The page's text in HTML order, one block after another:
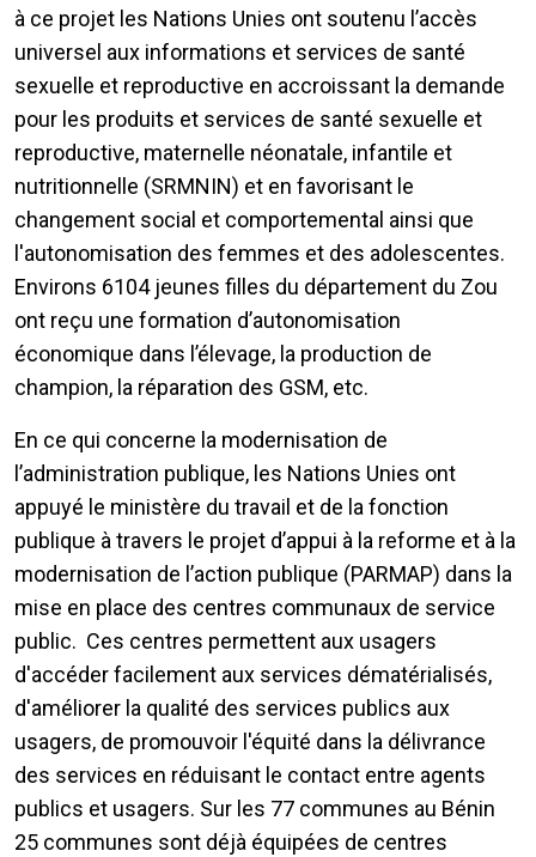
à ce projet les Nations Unies ont soutenu l’accès
universel aux informations et services de santé
sexuelle et reproductive en accroissant la demande
pour les produits et services de santé sexuelle et
reproductive, maternelle néonatale, infantile et
nutritionnelle (SRMNIN) et en favorisant le
changement social et comportemental ainsi que
l'autonomisation des femmes et des adolescentes.
Environs 6104 jeunes filles du département du Zou
ont reçu une formation d’autonomisation
économique dans l’élevage, la production de
champion, la réparation des GSM, etc.
En ce qui concerne la modernisation de
l’administration publique, les Nations Unies ont
appuyé le ministère du travail et de la fonction
publique à travers le projet d’appui à la reforme et à la
modernisation de l’action publique (PARMAP) dans la
mise en place des centres communaux de service
public. Ces centres permettent aux usagers
d'accéder facilement aux services dématérialisés,
d'améliorer la qualité des services publics aux
usagers, de promouvoir l'équité dans la délivrance
des services en réduisant le contact entre agents
publics et usagers. Sur les 77 communes au Bénin
25 communes sont déjà équipées de centres